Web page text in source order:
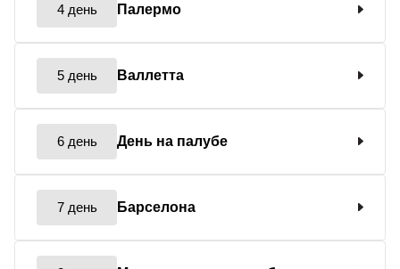
4 день Палермо
5 день Валлетта
6 день День на палубе
7 день Барселона